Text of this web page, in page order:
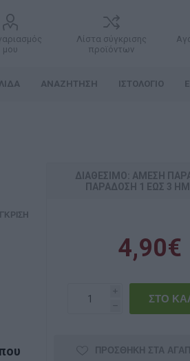
μου
Λίστα σύγκρισης
προϊόντων
ΑΝΑΖΉΤΗΣΗ ΙΣΤΟΛΌΓΙΟ
ΔΙΑΘΈΣΙΜΟ: ΆΜΕΣΗ
ΠΑΡΆΔOΣΗ 1 ΈΩΣ 3
4,90€
i
h
ΠΡΟΣΘΉΚΗ ΣΤΑ